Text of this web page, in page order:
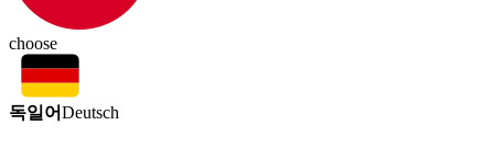
choose
독일어Deutsch